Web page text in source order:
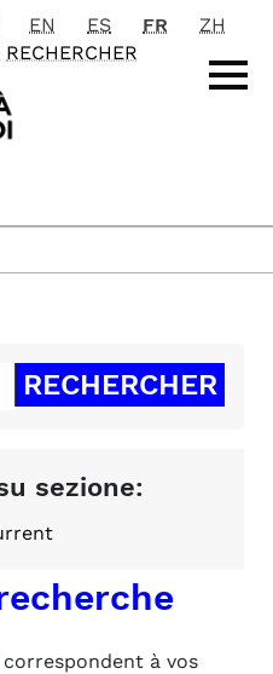
principale
EN ES FR
ZH
RECHERCHER
sezione:
à vos